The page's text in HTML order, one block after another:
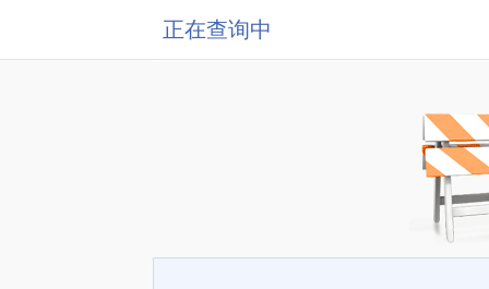
正在查询中